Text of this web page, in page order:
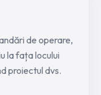
de operare,
la fața locului
proiectul dvs.